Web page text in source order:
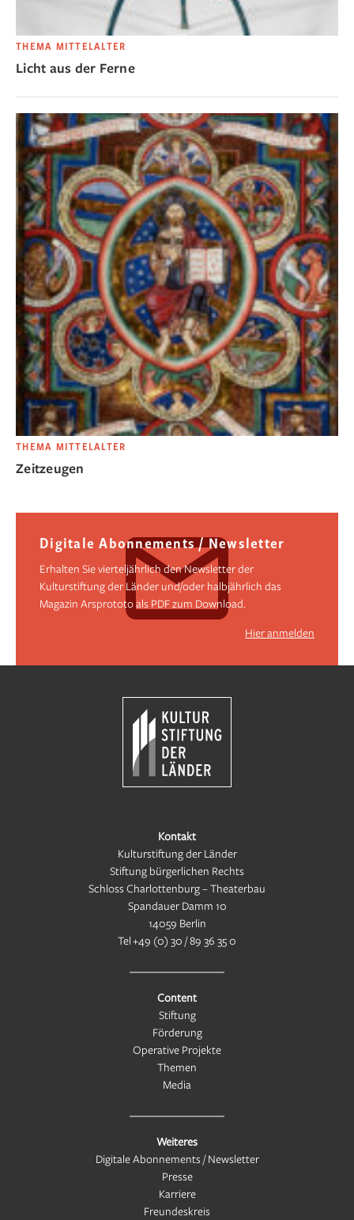
THEMA MITTELALTER
Licht aus der Ferne
THEMA MITTELALTER
Zeitzeugen
Digitale Abonnements / Newsletter
Erhalten Sie vierteljährlich den Newsletter der
Kulturstiftung der Länder und/oder halbjährlich das
Magazin Arsprototo als PDF zum Download.
Hier anmelden
Kontakt
Kulturstiftung der Länder
Stiftung bürgerlichen Rechts
Schloss Charlottenburg – Theaterbau
Spandauer Damm 10
14059 Berlin
Tel+49 (0) 30 / 89 36 35 0
Content
Stiftung
Förderung
Operative Projekte
Themen
Media
Weiteres
Digitale Abonnements / Newsletter
Presse
Karriere
Freundeskreis